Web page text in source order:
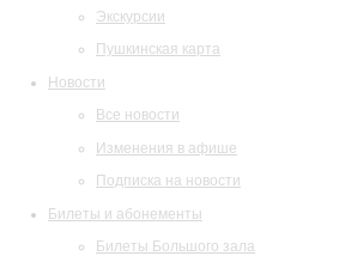
Экскурсии
Пушкинская карта
Новости
Все новости
Изменения в афише
Подписка на новости
Билеты и абонементы
Билеты Большого зала